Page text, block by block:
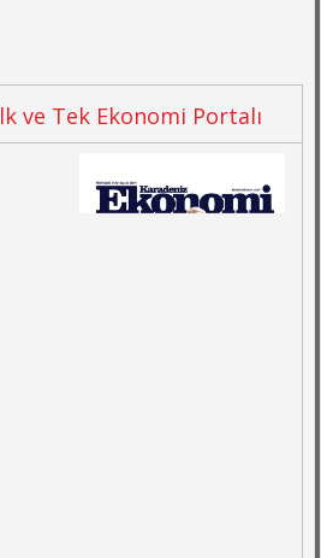
ve Tek Ekonomi Portalı